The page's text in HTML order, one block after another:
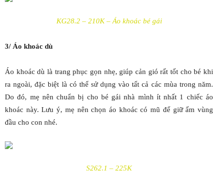
KG28.2 – 210K – Áo khoác bé gái
3/ Áo khoác dù
Áo khoác dù là trang phục gọn nhẹ, giúp cản gió rất tốt cho bé khi
ra ngoài, đặc biệt là có thể sử dụng vào tất cả các mùa trong năm.
Do đó, mẹ nên chuẩn bị cho bé gái nhà mình ít nhất 1 chiếc áo
khoác này. Lưu ý, mẹ nên chọn áo khoác có mũ để giữ ấm vùng
đầu cho con nhé.
S262.1 – 225K